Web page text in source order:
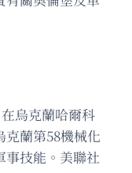
烏克蘭哈爾科
蘭第58機械化
事技能。美聯社